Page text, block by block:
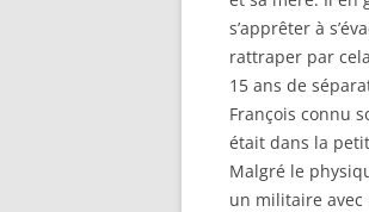
s’apprêter à
rattraper par
15 ans de
François connu
était dans la
Malgré le
un militaire avec